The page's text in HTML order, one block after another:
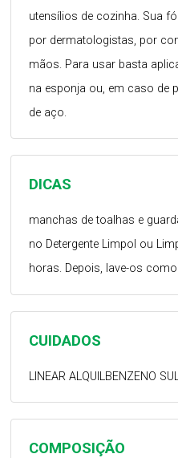
COMPOSIÇÃO
CUIDADOS
LINEAR ALQUILBENZENO
DICAS
manchas de toalhas e
no Detergente Limpol ou
horas. Depois, lave-os
utensílios de cozinha. Sua
por dermatologistas, por
mãos. Para usar basta
na esponja ou, em caso de
de aço.